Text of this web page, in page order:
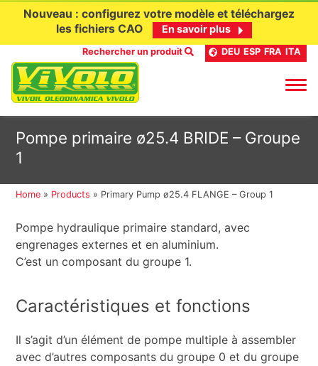
contenu
Nouveau : configurez votre modèle et téléchargez
les fichiers CAO
En savoir plus
Rechercher un produit DEU ESP FRA ITA
Pompe primaire ø25.4 BRIDE – Groupe
1
Home » Products » Primary Pump ø25.4 FLANGE – Group 1
Pompe hydraulique primaire standard, avec
engrenages externes et en aluminium.
C’est un composant du groupe 1.
Caractéristiques et fonctions
Il s’agit d’un élément de pompe multiple à assembler
avec d’autres composants du groupe 0 et du groupe